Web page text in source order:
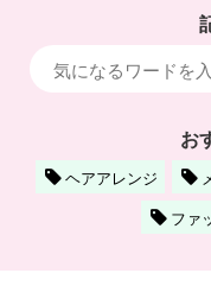
お
ヘアアレンジ
ファ